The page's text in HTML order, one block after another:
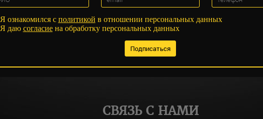
Я ознакомился с политикой в отношении персональных данных
Я даю согласиена обработку персональных данных
СВЯЗЬ С НАМИ